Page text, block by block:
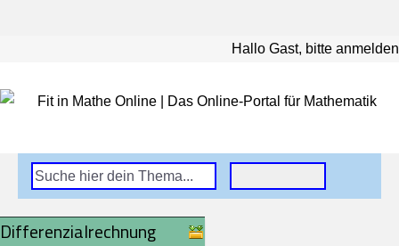
Hallo Gast, bitte anmelden
Differenzialrechnung